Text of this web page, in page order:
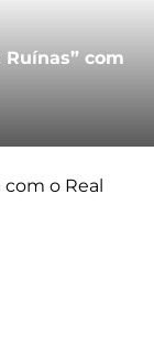
Ruínas” com